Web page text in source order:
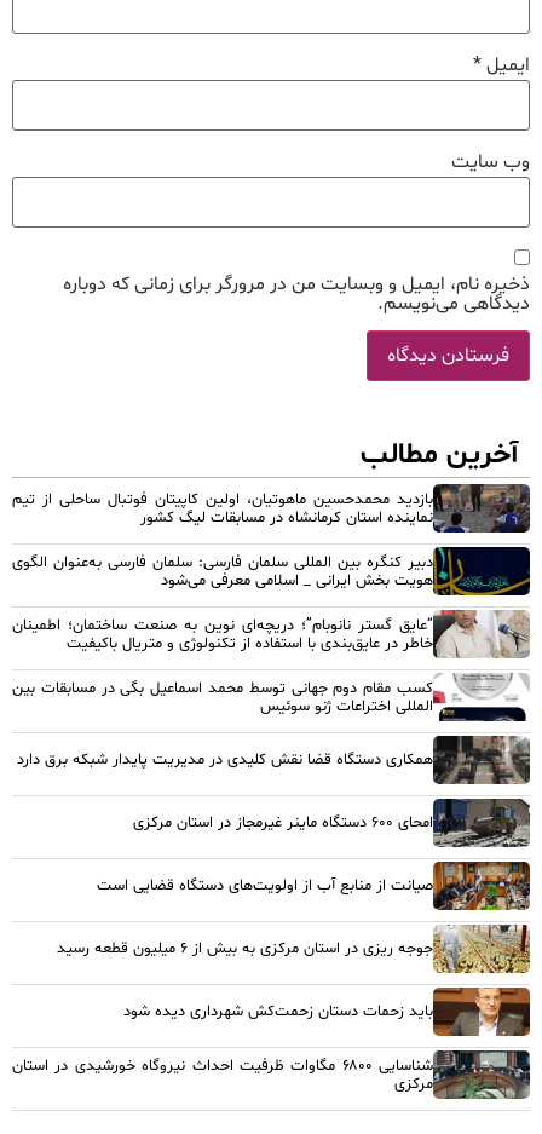
ایمیل*
وب‌ سایت
ذخیره نام، ایمیل و وبسایت من در مرورگر برای زمانی که دوباره
دیدگاهی می‌نویسم.
آخرین مطالب
بازدید محمدحسین ماهوتیان، اولین کاپیتان فوتبال ساحلی از تیم
نماینده استان کرمانشاه در مسابقات لیگ کشور
دبیر کنگره بین المللی سلمان فارسی: سلمان فارسی به‌عنوان الگوی
هویت بخش ایرانی _ اسلامی معرفی می‌شود
“عایق گستر نانوبام”؛ دریچه‌ای نوین به صنعت ساختمان؛ اطمینان
خاطر در عایق‌بندی با استفاده از تکنولوژی و متریال باکیفیت
کسب مقام دوم جهانی توسط محمد اسماعیل بگی در مسابقات بین
المللی اختراعات ژنو سوئیس
همکاری دستگاه قضا نقش کلیدی در مدیریت پایدار شبکه برق دارد
امحای ۶۰۰ دستگاه ماینر غیرمجاز در استان مرکزی
صیانت از منابع آب از اولویت‌های دستگاه قضایی است
جوجه ریزی در استان مرکزی به بیش از ۶ میلیون قطعه رسید
باید زحمات دستان زحمت‌کش شهرداری دیده شود
شناسایی ۶۸۰۰ مگاوات ظرفیت احداث نیروگاه خورشیدی در استان
مرکزی